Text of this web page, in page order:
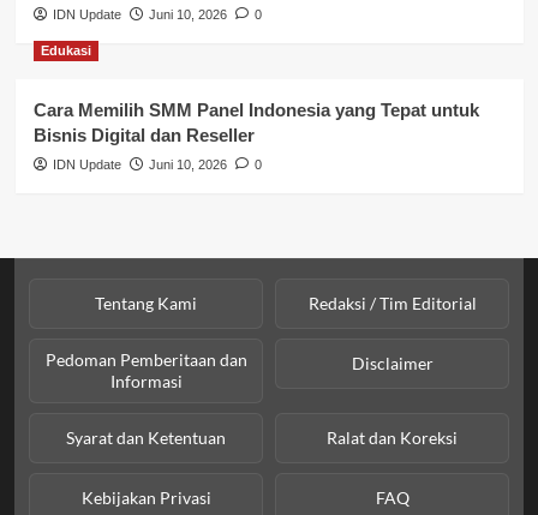
Sosial & Kesejahteraan
IDN Update Juni 10, 2026 0
Edukasi
Cara Memilih SMM Panel Indonesia yang Tepat untuk
Bisnis Digital dan Reseller
IDN Update Juni 10, 2026 0
Tentang Kami Redaksi / Tim Editorial
Pedoman Pemberitaan dan
Informasi
Disclaimer
Syarat dan Ketentuan Ralat dan Koreksi
Kebijakan Privasi FAQ